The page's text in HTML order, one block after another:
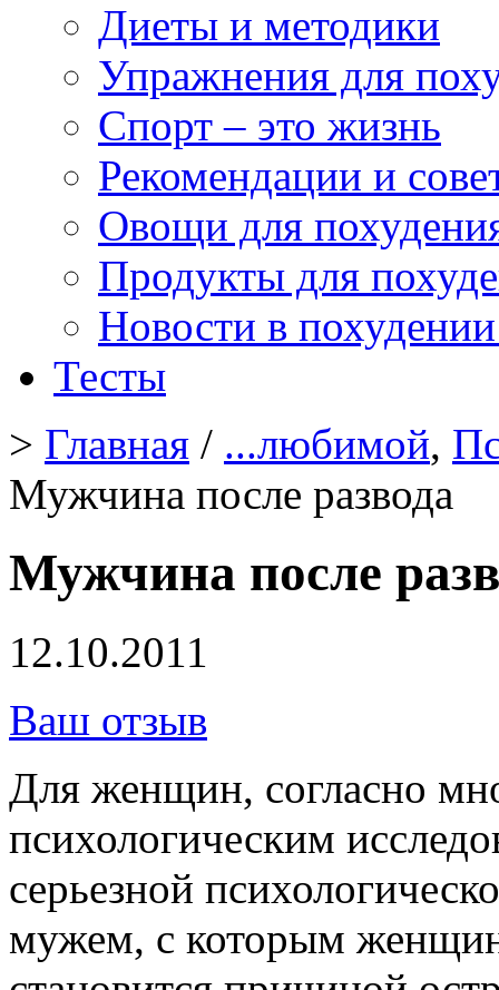
Диеты и методики
Упражнения для
Спорт – это жизнь
Рекомендации и
Овощи для
Продукты для
Новости в
Тесты
> Главная / ...любимой,
Мужчина после развода
Мужчина после
12.10.2011
Ваш отзыв
Для женщин, согласно
психологическим
серьезной
мужем, с которым